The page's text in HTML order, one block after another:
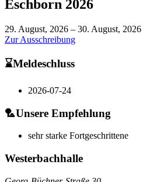
Eschborn 2026
29. August, 2026 – 30. August, 2026
Zur Ausschreibung
⌛Meldeschluss
2026-07-24
🏸Unsere Empfehlung
sehr starke Fortgeschrittene
Westerbachhalle